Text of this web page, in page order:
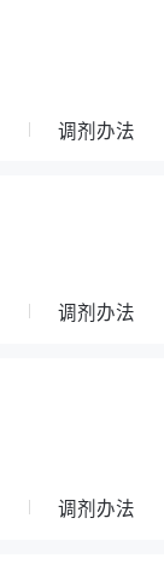
调剂办法
调剂办法
调剂办法